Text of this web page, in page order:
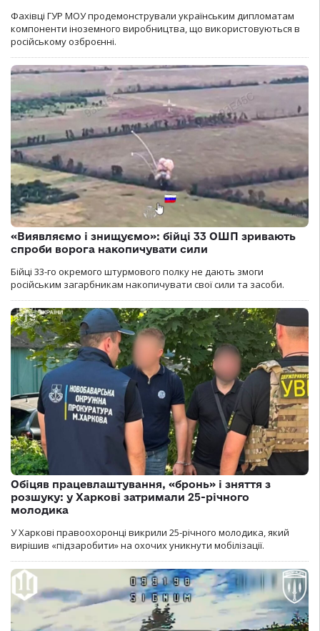
Фахівці ГУР МОУ продемонстрували українським дипломатам
компоненти іноземного виробництва, що використовуються в
російському озброєнні.
«Виявляємо і знищуємо»: бійці 33 ОШП зривають
спроби ворога накопичувати сили
Бійці 33-го окремого штурмового полку не дають змоги
російським загарбникам накопичувати свої сили та засоби.
Обіцяв працевлаштування, «бронь» і зняття з
розшуку: у Харкові затримали 25-річного
молодика
У Харкові правоохоронці викрили 25-річного молодика, який
вирішив «підзаробити» на охочих уникнути мобілізації.